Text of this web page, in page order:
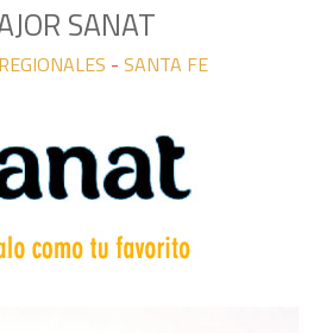
SANAT
-SANTA FE